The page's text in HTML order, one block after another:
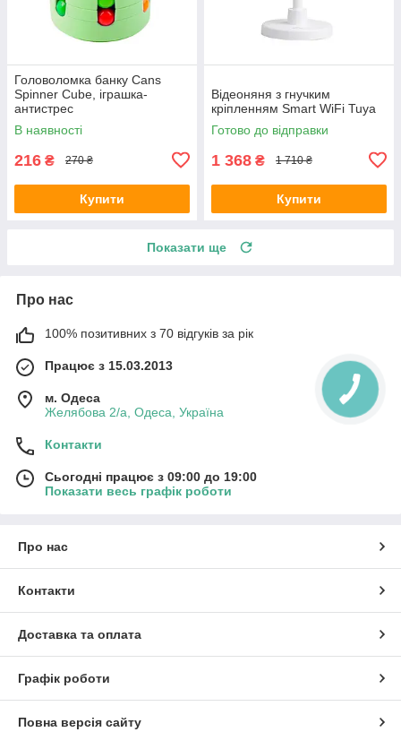
Головоломка банку Cans
Spinner Cube, іграшка-
антистрес
В наявності
216 ₴ 270 ₴
Купити
Відеоняня з гнучким
кріпленням Smart WiFi Tuya
Готово до відправки
1 368 ₴ 1 710 ₴
Купити
Показати ще
Про нас
100% позитивних з 70 відгуків за рік
Працює з 15.03.2013
м. Одеса
Желябова 2/а, Одеса, Україна
Контакти
Сьогодні працює з 09:00 до 19:00
Показати весь графік роботи
Про нас
Контакти
Доставка та оплата
Графік роботи
Повна версія сайту